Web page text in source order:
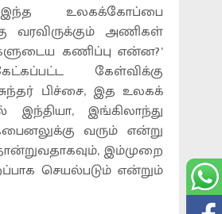
உலகக்கோப்பை
வரவிருக்கும் அணிகள்
கணிப்பு என்ன?’
கேள்விக்கு
பிச்சை, இத உலகக்
இந்தியா, இங்கிலாந்து
வரும் என்று
இம்முறை
செயல்படும் என்றும்